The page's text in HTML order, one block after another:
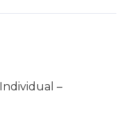
Individual –